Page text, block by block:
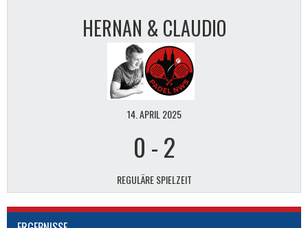
HERNAN & CLAUDIO
14. APRIL 2025
0 -2
REGULÄRE SPIELZEIT